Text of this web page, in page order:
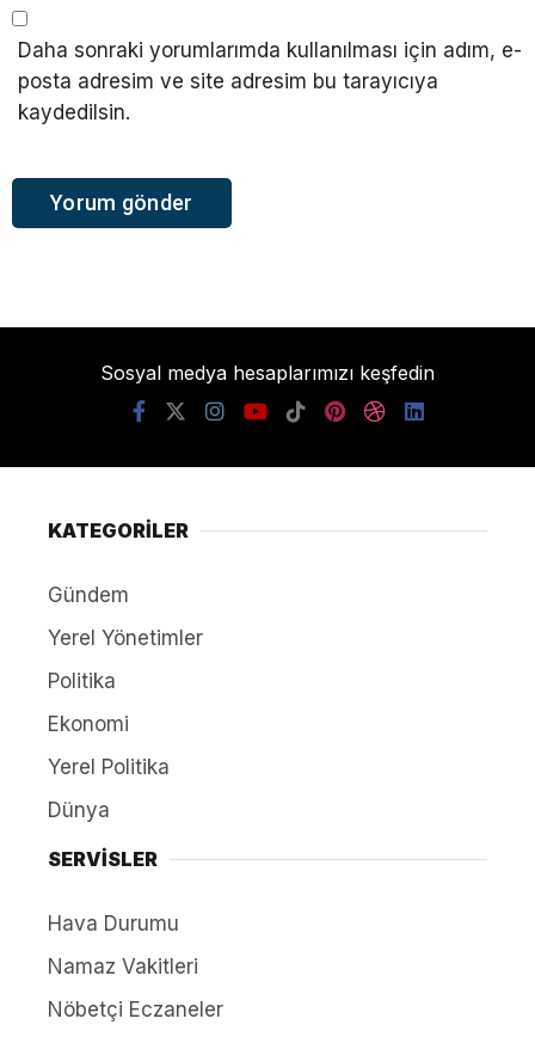
Daha sonraki yorumlarımda kullanılması için adım, e-
posta adresim ve site adresim bu tarayıcıya
kaydedilsin.
Sosyal medya hesaplarımızı keşfedin
KATEGORİLER
Gündem
Yerel Yönetimler
Politika
Ekonomi
Yerel Politika
Dünya
SERVİSLER
Hava Durumu
Namaz Vakitleri
Nöbetçi Eczaneler